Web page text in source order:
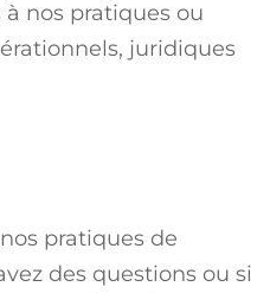
nos pratiques ou
juridiques
pratiques de
des questions ou si